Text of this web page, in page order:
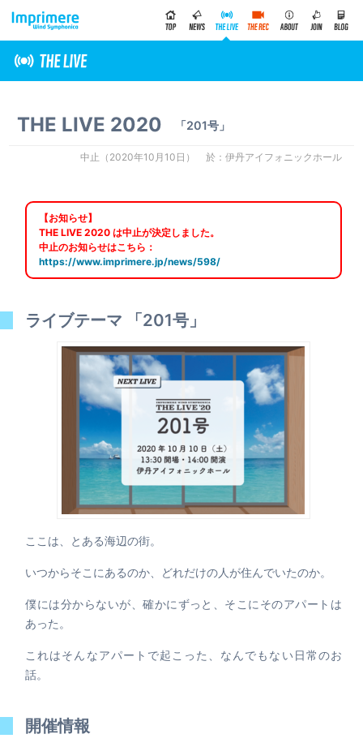
THE LIVE 2020 201号
中止（2020年10月10日） 伊丹アイフォニックホール
【お知らせ】
THE LIVE 2020 は中止が決定しました。
中止のお知らせはこちら：
https://www.imprimere.jp/news/598/
ライブテーマ 「201号」
ここは、とある海辺の街。
いつからそこにあるのか、どれだけの人が住んでいたのか。
僕には分からないが、確かにずっと、そこにそのアパートは
あった。
これはそんなアパートで起こった、なんでもない日常のお
話。
開催情報